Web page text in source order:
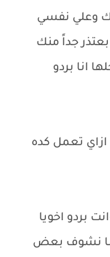
وعلي نفسي
جداً منك
انا بردو
ازاي تعمل كده
بردو اخويا
نشوف بعض